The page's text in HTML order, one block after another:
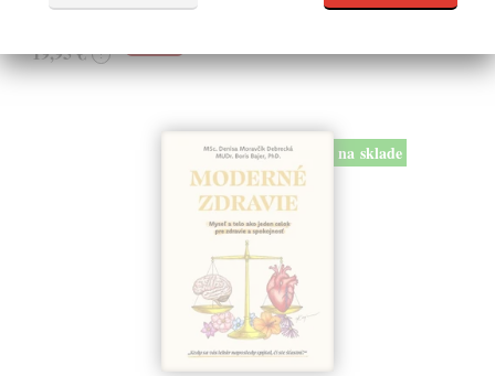
17,96 €
19,95 € ?
na sklade